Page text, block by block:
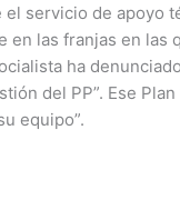
servicio de apoyo
las franjas en las
ha
del PP”. Ese
equipo”.